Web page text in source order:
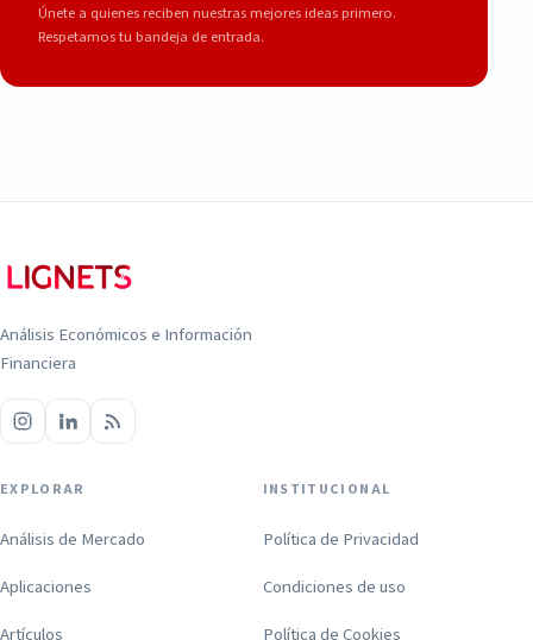
Únete a quienes reciben nuestras mejores ideas primero.
Respetamos tu bandeja de entrada.
Análisis Económicos e Información
Financiera
EXPLORAR
Análisis de Mercado
Aplicaciones
Artículos
INSTITUCIONAL
Política de Privacidad
Condiciones de uso
Política de Cookies